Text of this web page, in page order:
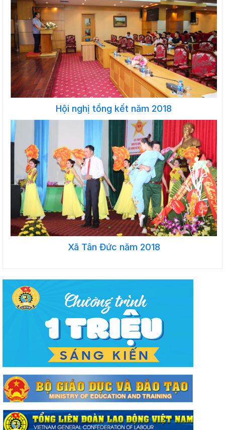
Hội nghị tổng kết năm 2018
Xã Tân Đức năm 2018